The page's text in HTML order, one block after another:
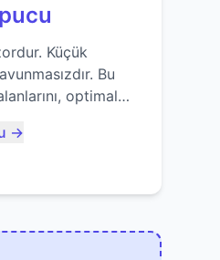
Küçük
Bu
optimal
anlatıyor...
→